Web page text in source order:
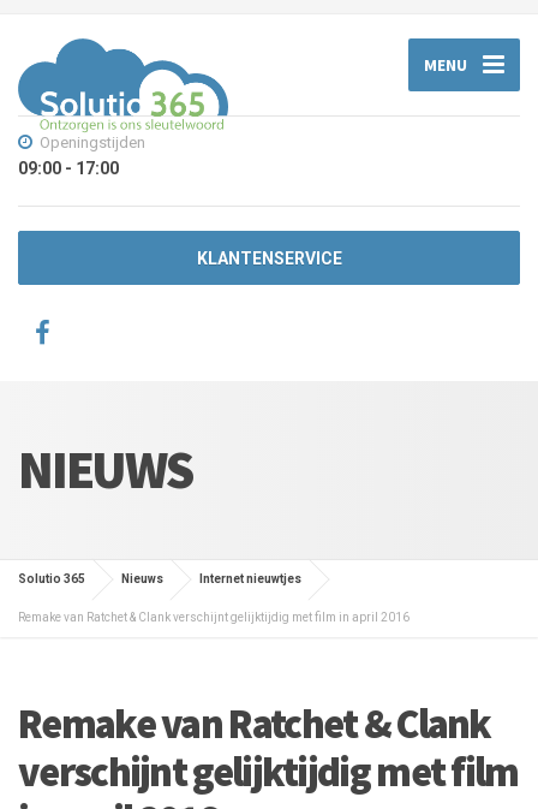
MENU
Openingstijden
09:00 - 17:00
KLANTENSERVICE
NIEUWS
Solutio 365 Nieuws Internet nieuwtjes
Remake van Ratchet & Clank verschijnt gelijktijdig met film in april 2016
Remake van Ratchet & Clank
verschijnt gelijktijdig met film